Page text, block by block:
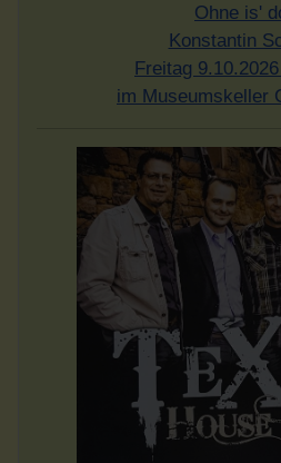
Ohne is'
Konstantin
Freitag
im Museumskeller